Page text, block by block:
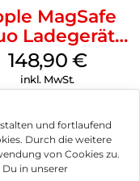
und fortlaufend
Durch die weitere
von Cookies zu.
in unserer
MagSafe
Ladegerät
Weiß
148,90 €
inkl. MwSt.